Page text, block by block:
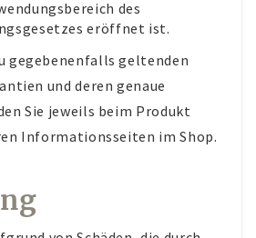
des
eröffnet ist.
gegebenenfalls geltenden
und deren genaue
Sie jeweils beim Produkt
Informationsseiten im Shop.